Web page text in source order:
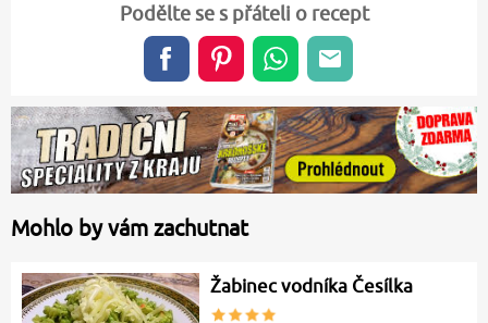
Podělte se s přáteli o recept
Mohlo by vám zachutnat
Žabinec vodníka Česílka